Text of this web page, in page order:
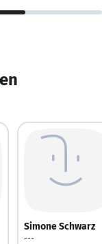
Simone Schwarz
---